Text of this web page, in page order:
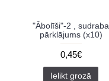
"Ābolīši"-2 , sudraba
pārklājums (x10)
0,45€
Ielikt grozā